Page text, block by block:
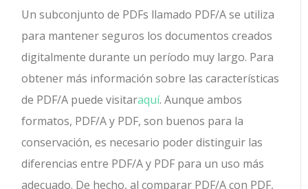
Un subconjunto de PDFs llamado PDF/A se utiliza
para mantener seguros los documentos creados
digitalmente durante un período muy largo. Para
obtener más información sobre las características
de PDF/A puede visitaraquí. Aunque ambos
formatos, PDF/A y PDF, son buenos para la
conservación, es necesario poder distinguir las
diferencias entre PDF/A y PDF para un uso más
adecuado. De hecho, al comparar PDF/A con PDF,